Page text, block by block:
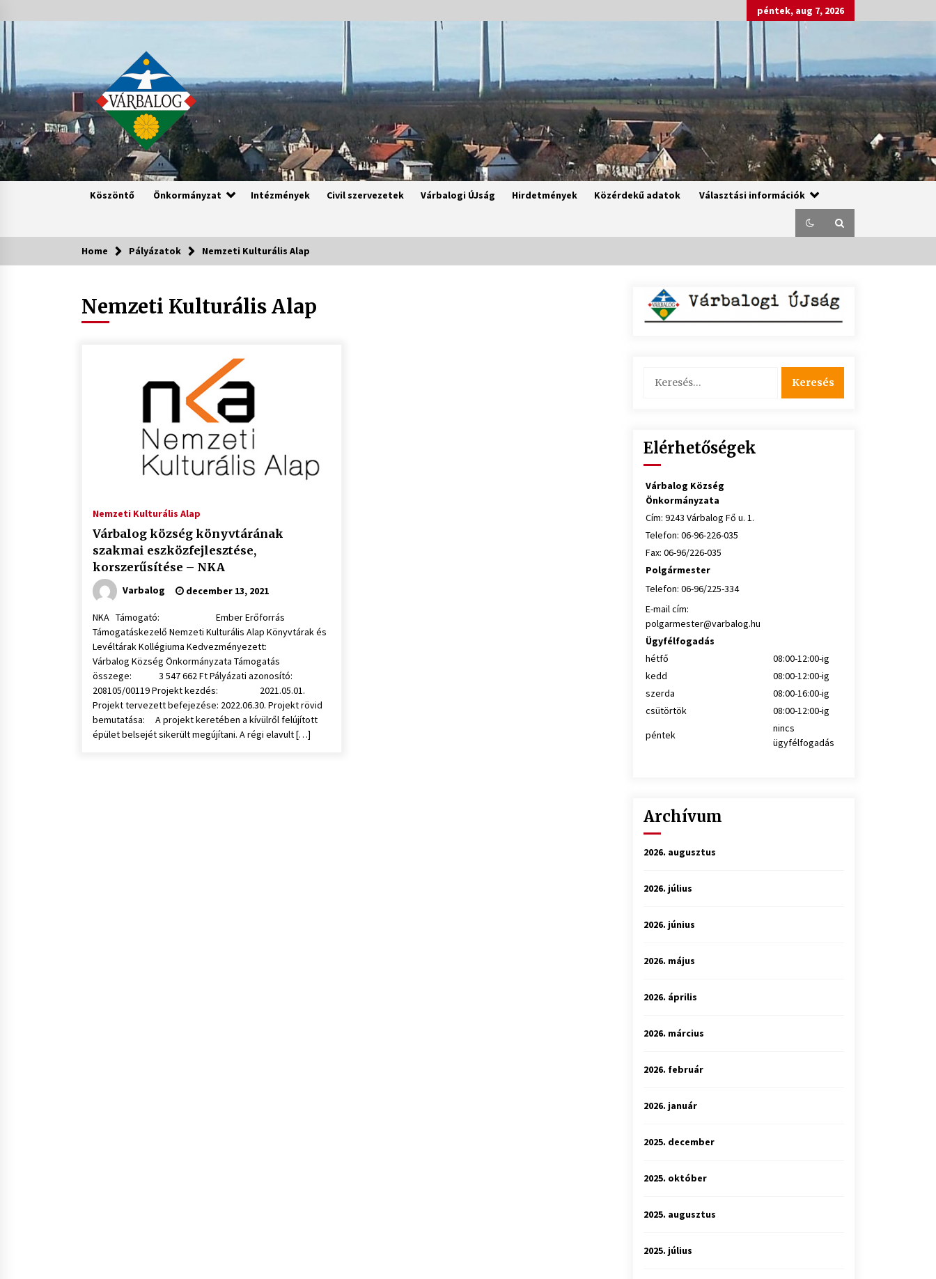
to
content
péntek, aug 7, 2026
Köszöntő Önkormányzat Intézmények Civil szervezetek Várbalogi ÚJság Hirdetmények Közérdekű adatok Választási információk
Home Pályázatok Nemzeti Kulturális Alap
Nemzeti Kulturális Alap
Nemzeti Kulturális Alap
Várbalog község könyvtárának
szakmai eszközfejlesztése,
korszerűsítése – NKA
Varbalog december 13, 2021
NKA Támogató: Ember Erőforrás
Támogatáskezelő Nemzeti Kulturális Alap Könyvtárak és
Levéltárak Kollégiuma Kedvezményezett:
Várbalog Község Önkormányzata Támogatás
összege: 3 547 662 Ft Pályázati azonosító:
208105/00119 Projekt kezdés: 2021.05.01.
Projekt tervezett befejezése: 2022.06.30. Projekt rövid
bemutatása: A projekt keretében a kívülről felújított
épület belsejét sikerült megújítani. A régi elavult […]
Elérhetőségek
Várbalog Község
Önkormányzata
Cím: 9243 Várbalog Fő u. 1.
Telefon: 06-96-226-035
Fax: 06-96/226-035
Polgármester
Telefon: 06-96/225-334
E-mail cím:
polgarmester@varbalog.hu
Ügyfélfogadás
hétfő
08:00-12:00-ig
kedd
08:00-12:00-ig
szerda
08:00-16:00-ig
csütörtök
08:00-12:00-ig
péntek
nincs
ügyfélfogadás
Archívum
2026. augusztus
2026. július
2026. június
2026. május
2026. április
2026. március
2026. február
2026. január
2025. december
2025. október
2025. augusztus
2025. július